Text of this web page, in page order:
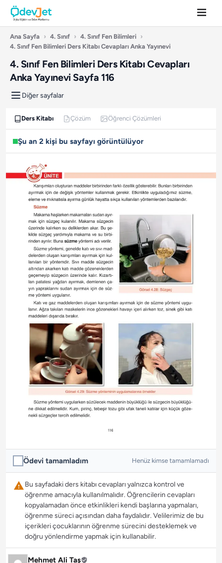
Ana Sayfa › 4. Sınıf › 4. Sınıf Fen Bilimleri ›
4. Sınıf Fen Bilimleri Ders Kitabı Cevapları Anka Yayınevi
4. Sınıf Fen Bilimleri Ders Kitabı Cevapları
Anka Yayınevi Sayfa 116
Diğer sayfalar
Ders Kitabı Çözüm Öğrenci Çözümleri
Şu an 2 kişi bu sayfayı görüntülüyor
Ödevi tamamladım Henüz kimse tamamlamadı
Bu sayfadaki ders kitabı cevapları yalnızca kontrol ve
öğrenme amacıyla kullanılmalıdır. Öğrencilerin cevapları
kopyalamadan önce etkinlikleri kendi başlarına yapmaları,
öğrenme süreci açısından daha faydalıdır. Velilerimiz de bu
içerikleri çocuklarının öğrenme sürecini desteklemek ve
doğru yönlendirme yapmak için kullanabilir.
Mehmet Ali Taş